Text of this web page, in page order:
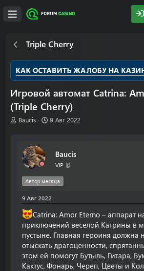
Triple Cherry
КАК ОСТАВИТЬ ЖАЛОБУ НА
Игровой автомат Catrina:
(Triple Cherry)
А
Baucis
Д
а
а
9 Авг 2022
Baucis
VIP 🥇
Автор месяца
9 Авг 2022
Catrina: Amor Eterno – аппарат
приключений веселой Катрины в
пустыне. Главная героиня должна
отыскать драгоценности,
этом ей помогут Бутыль, Гитара,
Кактус, Фонарь, Череп, Цветы и